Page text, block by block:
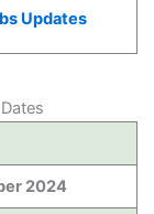
Updates
2024